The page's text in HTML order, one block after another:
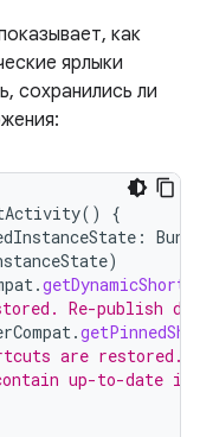
как
ярлыки
сохранились ли
()
{
:
)
.
Re-publish
.
are restored.
up-to-date